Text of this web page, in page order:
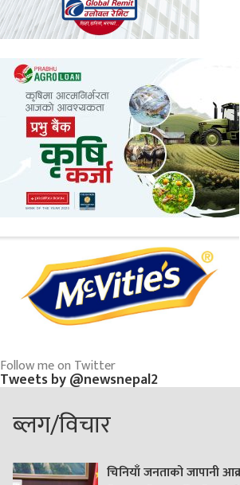
Follow me on Twitter
Tweets by @newsnepal2
ब्लग/विचार
चिनियाँ जनताको जापानी